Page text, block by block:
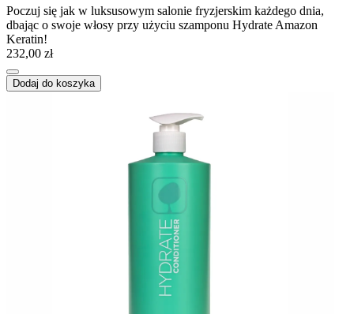
Poczuj się jak w luksusowym salonie fryzjerskim każdego dnia,
dbając o swoje włosy przy użyciu szamponu Hydrate Amazon
Keratin!
232,00 zł
Dodaj do koszyka